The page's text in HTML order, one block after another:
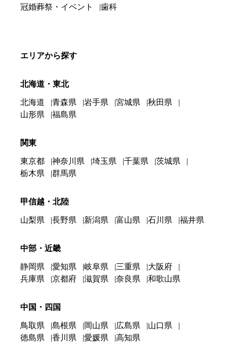
冠婚葬祭・イベント
歯科
エリアから探す
北海道・東北
北海道 青森県 岩手県 宮城県
秋田県
山形県
福島県
関東
東京都 神奈川県 埼玉県 千葉県
茨城県
栃木県
群馬県
甲信越・北陸
山梨県 長野県 新潟県 富山県 石川県 福井県
中部・近畿
静岡県 愛知県 岐阜県 三重県
大阪府
兵庫県
京都府 滋賀県 奈良県 和歌山県
中国・四国
鳥取県 島根県 岡山県 広島県
山口県
徳島県
香川県 愛媛県 高知県